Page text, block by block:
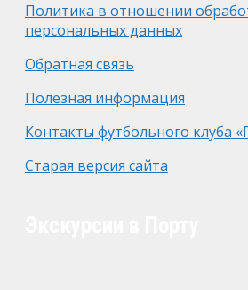
Политика в отношении
персональных данных
Обратная связь
Полезная информация
Контакты футбольного клуба
Старая версия сайта